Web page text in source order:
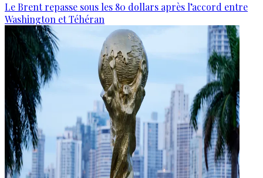
Le Brent repasse sous les 80 dollars après l’accord entre
Washington et Téhéran